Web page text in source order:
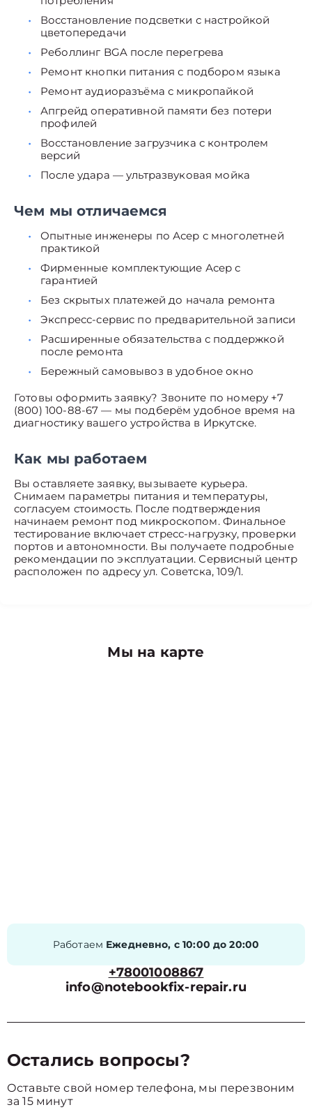
Восстановление подсветки с настройкой
цветопередачи
Реболлинг BGA после перегрева
Ремонт кнопки питания с подбором языка
Ремонт аудиоразъёма с микропайкой
Апгрейд оперативной памяти без потери
профилей
Восстановление загрузчика с контролем
версий
После удара — ультразвуковая мойка
Чем мы отличаемся
Опытные инженеры по Асер с многолетней
практикой
Фирменные комплектующие Асер с
гарантией
Без скрытых платежей до начала ремонта
Экспресс-сервис по предварительной записи
Расширенные обязательства с поддержкой
после ремонта
Бережный самовывоз в удобное окно
Готовы оформить заявку? Звоните по номеру +7
(800) 100-88-67 — мы подберём удобное время на
диагностику вашего устройства в Иркутске.
Как мы работаем
Вы оставляете заявку, вызываете курьера.
Снимаем параметры питания и температуры,
согласуем стоимость. После подтверждения
начинаем ремонт под микроскопом. Финальное
тестирование включает стресс-нагрузку, проверки
портов и автономности. Вы получаете подробные
рекомендации по эксплуатации. Сервисный центр
расположен по адресу ул. Советска, 109/1.
Мы на карте
Работаем Ежедневно, с 10:00 до 20:00
+78001008867
info@notebookfix-repair.ru
Остались вопросы?
Оставьте свой номер телефона, мы перезвоним
за 15 минут